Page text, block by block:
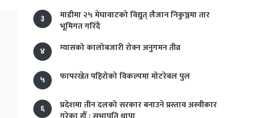
३
माडीमा २५ मेघावाटको विद्युत् लैजान निकुञ्जमा तार
भूमिगत गरिँदै
४
ग्यासको कालोबजारी रोक्न अनुगमन तीव्र
५ फापरखेत पहिरोको विकल्पमा मोटरेबल पुल
६
प्रदेशमा तीन दलको सरकार बनाउने प्रस्ताव अस्वीकार